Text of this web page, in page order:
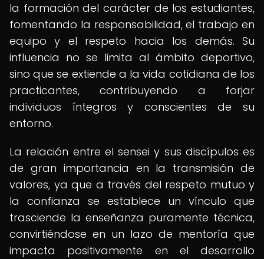
la formación del carácter de los estudiantes,
fomentando la responsabilidad, el trabajo en
equipo y el respeto hacia los demás. Su
influencia no se limita al ámbito deportivo,
sino que se extiende a la vida cotidiana de los
practicantes, contribuyendo a forjar
individuos íntegros y conscientes de su
entorno.
La relación entre el sensei y sus discípulos es
de gran importancia en la transmisión de
valores, ya que a través del respeto mutuo y
la confianza se establece un vínculo que
trasciende la enseñanza puramente técnica,
convirtiéndose en un lazo de mentoría que
impacta positivamente en el desarrollo